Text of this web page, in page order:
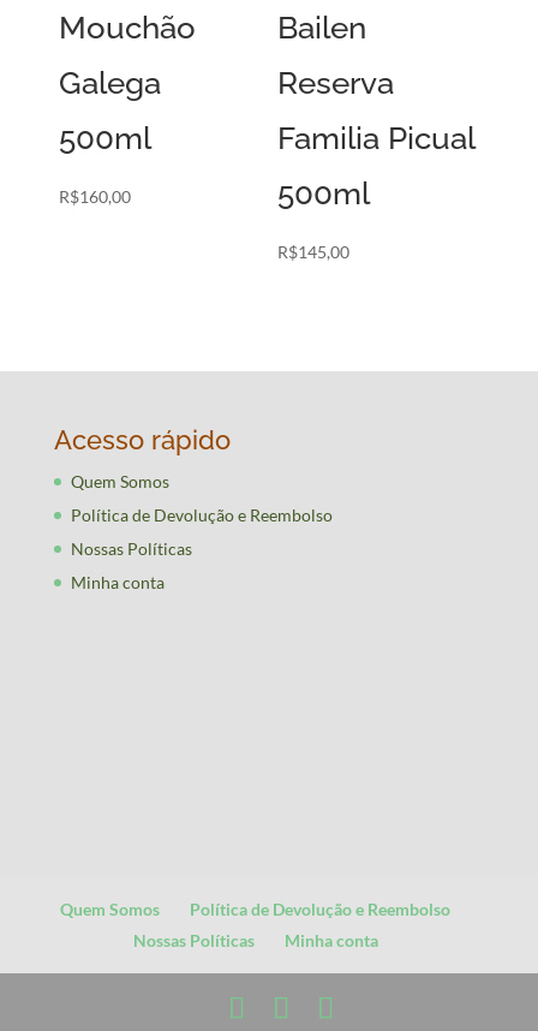
Mouchão
Galega
500ml
R$160,00
Bailen
Reserva
Familia Picual
500ml
R$145,00
Acesso rápido
Quem Somos
Política de Devolução e Reembolso
Nossas Políticas
Minha conta
Quem Somos
Política de Devolução e Reembolso
Nossas Políticas
Minha conta